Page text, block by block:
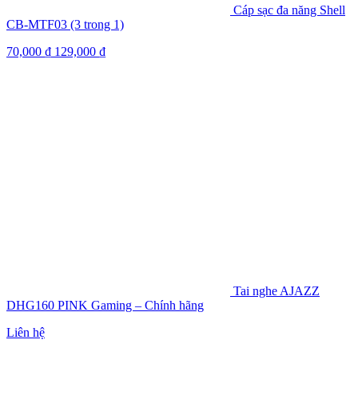
Cáp sạc đa năng Shell
CB-MTF03 (3 trong 1)
70,000 ₫ 129,000 ₫
Tai nghe AJAZZ
DHG160 PINK Gaming – Chính hãng
Liên hệ